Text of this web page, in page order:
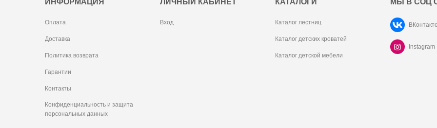
ИНФОРМАЦИЯ
Оплата
Доставка
Политика возврата
Гарантии
Контакты
Конфиденциальность и защита
персональных данных
ЛИЧНЫЙ КАБИНЕТ
Вход
КАТАЛОГИ
Каталог лестниц
Каталог детских кроватей
Каталог детской мебели
МЫ В СОЦ
ВКонтакте
Instagram